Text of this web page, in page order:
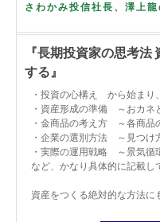
さわかみ投信社長、澤上
『長期投資家の思考
する』
・投資の心構え から始まり、
・資産形成の準備 ～おカネ
・金商品の考え方 ～各商品
・企業の選別方法 ～見つけ
・実際の運用戦略 ～景気循
など、かなり具体的に記載し
資産をつくる絶対的な方法